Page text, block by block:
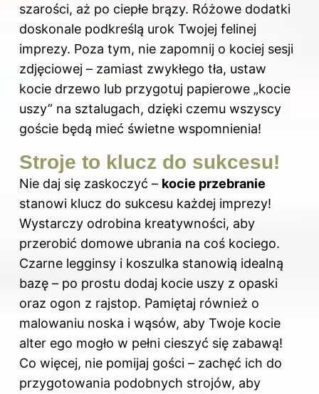
szarości, aż po ciepłe brązy. Różowe dodatki
doskonale podkreślą urok Twojej felinej
imprezy. Poza tym, nie zapomnij o kociej sesji
zdjęciowej – zamiast zwykłego tła, ustaw
kocie drzewo lub przygotuj papierowe „kocie
uszy” na sztalugach, dzięki czemu wszyscy
goście będą mieć świetne wspomnienia!
Stroje to klucz do sukcesu!
Nie daj się zaskoczyć – kocie przebranie
stanowi klucz do sukcesu każdej imprezy!
Wystarczy odrobina kreatywności, aby
przerobić domowe ubrania na coś kociego.
Czarne legginsy i koszulka stanowią idealną
bazę – po prostu dodaj kocie uszy z opaski
oraz ogon z rajstop. Pamiętaj również o
malowaniu noska i wąsów, aby Twoje kocie
alter ego mogło w pełni cieszyć się zabawą!
Co więcej, nie pomijaj gości – zachęć ich do
przygotowania podobnych strojów, aby